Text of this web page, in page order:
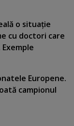
o situaţie
cu doctori care
Europene.
campionul